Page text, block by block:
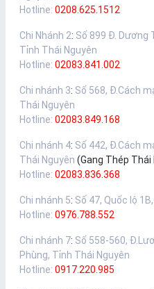
Hotline: 0208.625.1512
Chi Nhánh 2: Số 899 Đ. Dương
Tỉnh Thái Nguyên
Hotline: 02083.841.002
Chi nhánh 3: Số 568, Đ.Cách
Thái Nguyên
Hotline: 02083.849.168
Chi nhánh 4: Số 442, Đ.Cách
Thái Nguyên (Gang Thép Thái
Hotline: 02083.836.368
Chi nhánh 5: Số 47, Quốc lộ
Hotline: 0976.788.552
Chi nhánh 7: Số 558-560,
Phùng, Tỉnh Thái Nguyên
Hotline: 0917.220.985